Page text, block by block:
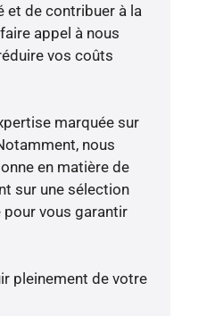
et de contribuer à la
appel à nous
vos coûts
marquée sur
nous
en matière de
sur une sélection
vous garantir
pleinement de votre